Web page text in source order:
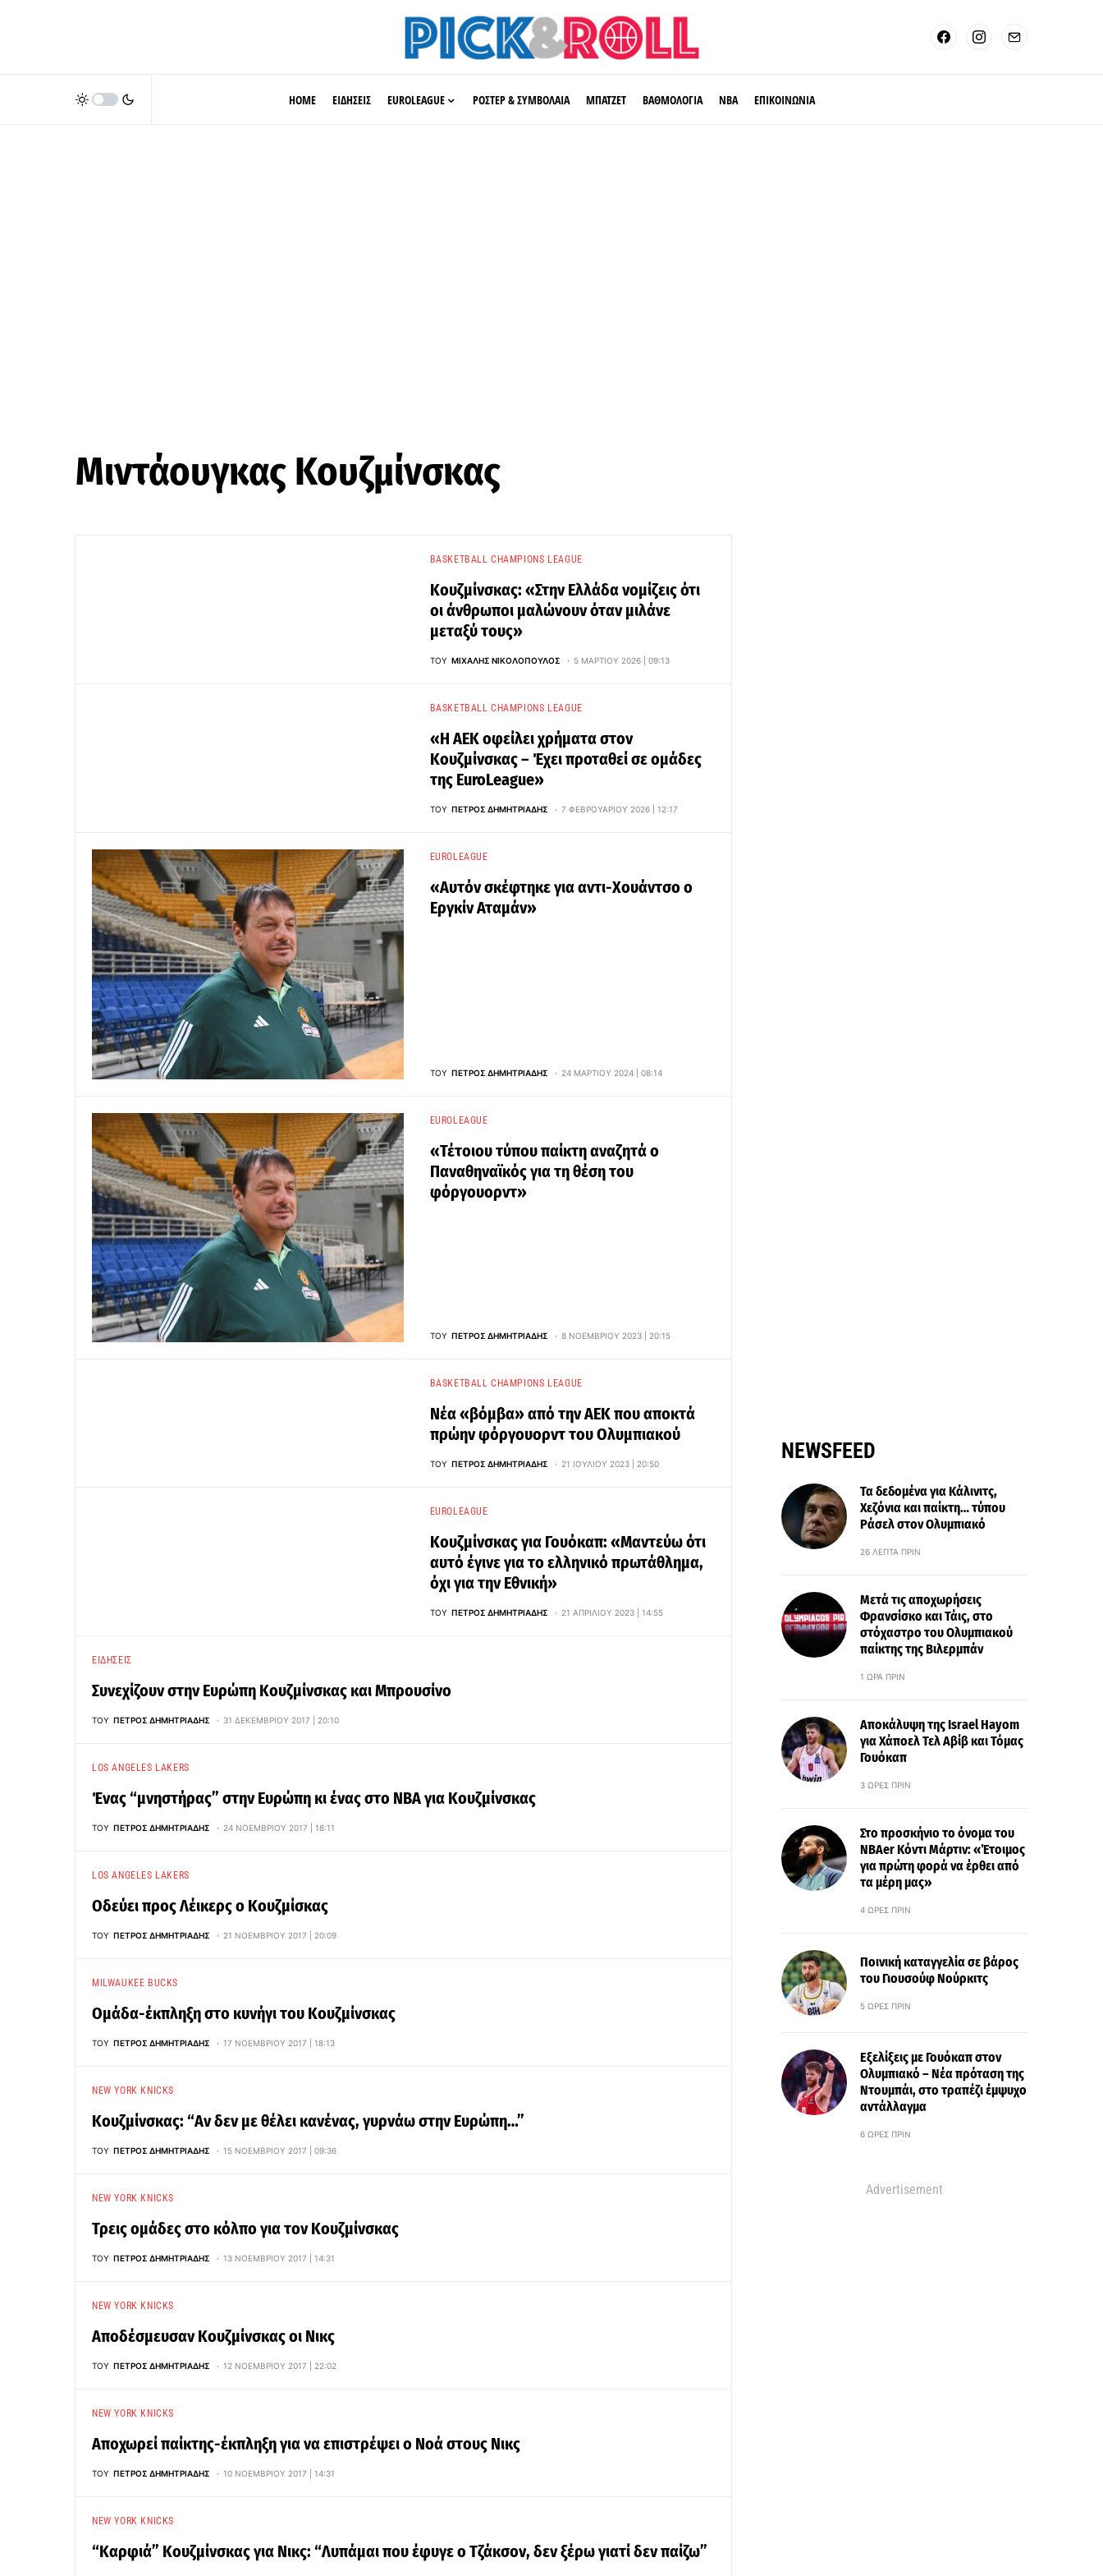
HOME ΕΙΔΗΣΕΙΣ EUROLEAGUE ΡΟΣΤΕΡ & ΣΥΜΒΟΛΑΙΑ ΜΠΑΤΖΕΤ ΒΑΘΜΟΛΟΓΙΑ ΝΒΑ ΕΠΙΚΟΙΝΩΝΙΑ
Μιντάουγκας Κουζμίνσκας
BASKETBALL CHAMPIONS LEAGUE
Κουζμίνσκας: «Στην Ελλάδα νομίζεις ότι
οι άνθρωποι μαλώνουν όταν μιλάνε
μεταξύ τους»
ΤΟΥ ΜΙΧΆΛΗΣ ΝΙΚΟΛΌΠΟΥΛΟΣ 5 ΜΑΡΤΊΟΥ 2026 | 09:13
BASKETBALL CHAMPIONS LEAGUE
«Η ΑΕΚ οφείλει χρήματα στον
Κουζμίνσκας – Έχει προταθεί σε ομάδες
της EuroLeague»
ΤΟΥ ΠΈΤΡΟΣ ΔΗΜΗΤΡΙΆΔΗΣ 7 ΦΕΒΡΟΥΑΡΊΟΥ 2026 | 12:17
EUROLEAGUE
«Αυτόν σκέφτηκε για αντι-Χουάντσο ο
Εργκίν Αταμάν»
ΤΟΥ ΠΈΤΡΟΣ ΔΗΜΗΤΡΙΆΔΗΣ 24 ΜΑΡΤΊΟΥ 2024 | 08:14
EUROLEAGUE
«Τέτοιου τύπου παίκτη αναζητά ο
Παναθηναϊκός για τη θέση του
φόργουορντ»
ΤΟΥ ΠΈΤΡΟΣ ΔΗΜΗΤΡΙΆΔΗΣ 8 ΝΟΕΜΒΡΊΟΥ 2023 | 20:15
BASKETBALL CHAMPIONS LEAGUE
Νέα «βόμβα» από την ΑΕΚ που αποκτά
πρώην φόργουορντ του Ολυμπιακού
ΤΟΥ ΠΈΤΡΟΣ ΔΗΜΗΤΡΙΆΔΗΣ 21 ΙΟΥΛΊΟΥ 2023 | 20:50
EUROLEAGUE
Κουζμίνσκας για Γουόκαπ: «Μαντεύω ότι
αυτό έγινε για το ελληνικό πρωτάθλημα,
όχι για την Εθνική»
ΤΟΥ ΠΈΤΡΟΣ ΔΗΜΗΤΡΙΆΔΗΣ 21 ΑΠΡΙΛΊΟΥ 2023 | 14:55
ΕΙΔΉΣΕΙΣ
Συνεχίζουν στην Ευρώπη Κουζμίνσκας και Μπρουσίνο
ΤΟΥ ΠΈΤΡΟΣ ΔΗΜΗΤΡΙΆΔΗΣ 31 ΔΕΚΕΜΒΡΊΟΥ 2017 | 20:10
LOS ANGELES LAKERS
Ένας “μνηστήρας” στην Ευρώπη κι ένας στο NBA για Κουζμίνσκας
ΤΟΥ ΠΈΤΡΟΣ ΔΗΜΗΤΡΙΆΔΗΣ 24 ΝΟΕΜΒΡΊΟΥ 2017 | 18:11
LOS ANGELES LAKERS
Οδεύει προς Λέικερς ο Κουζμίσκας
ΤΟΥ ΠΈΤΡΟΣ ΔΗΜΗΤΡΙΆΔΗΣ 21 ΝΟΕΜΒΡΊΟΥ 2017 | 20:09
MILWAUKEE BUCKS
Ομάδα-έκπληξη στο κυνήγι του Κουζμίνσκας
ΤΟΥ ΠΈΤΡΟΣ ΔΗΜΗΤΡΙΆΔΗΣ 17 ΝΟΕΜΒΡΊΟΥ 2017 | 18:13
NEW YORK KNICKS
Κουζμίνσκας: “Αν δεν με θέλει κανένας, γυρνάω στην Ευρώπη…”
ΤΟΥ ΠΈΤΡΟΣ ΔΗΜΗΤΡΙΆΔΗΣ 15 ΝΟΕΜΒΡΊΟΥ 2017 | 09:36
NEW YORK KNICKS
Τρεις ομάδες στο κόλπο για τον Κουζμίνσκας
ΤΟΥ ΠΈΤΡΟΣ ΔΗΜΗΤΡΙΆΔΗΣ 13 ΝΟΕΜΒΡΊΟΥ 2017 | 14:31
NEW YORK KNICKS
Αποδέσμευσαν Κουζμίνσκας οι Νικς
ΤΟΥ ΠΈΤΡΟΣ ΔΗΜΗΤΡΙΆΔΗΣ 12 ΝΟΕΜΒΡΊΟΥ 2017 | 22:02
NEW YORK KNICKS
Αποχωρεί παίκτης-έκπληξη για να επιστρέψει ο Νοά στους Νικς
ΤΟΥ ΠΈΤΡΟΣ ΔΗΜΗΤΡΙΆΔΗΣ 10 ΝΟΕΜΒΡΊΟΥ 2017 | 14:31
NEW YORK KNICKS
“Καρφιά” Κουζμίνσκας για Νικς: “Λυπάμαι που έφυγε ο Τζάκσον, δεν ξέρω γιατί δεν παίζω”
NEWSFEED
Τα δεδομένα για Κάλινιτς,
Χεζόνια και παίκτη… τύπου
Ράσελ στον Ολυμπιακό
26 ΛΕΠΤΆ ΠΡΙΝ
Μετά τις αποχωρήσεις
Φρανσίσκο και Τάις, στο
στόχαστρο του Ολυμπιακού
παίκτης της Βιλερμπάν
1 ΏΡΑ ΠΡΙΝ
Αποκάλυψη της Israel Hayom
για Χάποελ Τελ Αβίβ και Τόμας
Γουόκαπ
3 ΏΡΕΣ ΠΡΙΝ
Στο προσκήνιο το όνομα του
ΝΒΑer Κόντι Μάρτιν: «Έτοιμος
για πρώτη φορά να έρθει από
τα μέρη μας»
4 ΏΡΕΣ ΠΡΙΝ
Ποινική καταγγελία σε βάρος
του Γιουσούφ Νούρκιτς
5 ΏΡΕΣ ΠΡΙΝ
Εξελίξεις με Γουόκαπ στον
Ολυμπιακό – Νέα πρόταση της
Ντουμπάι, στο τραπέζι έμψυχο
αντάλλαγμα
6 ΏΡΕΣ ΠΡΙΝ
Advertisement